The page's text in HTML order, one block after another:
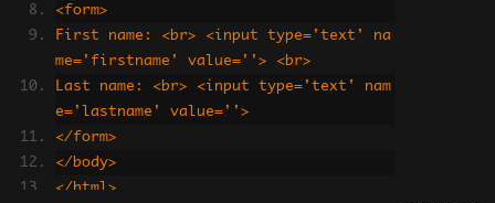
<form>
First name: <br> <input type='text' na
me='firstname' value=''> <br>
Last name: <br> <input type='text' nam
e='lastname' value=''>
</form>
</body>
</html>